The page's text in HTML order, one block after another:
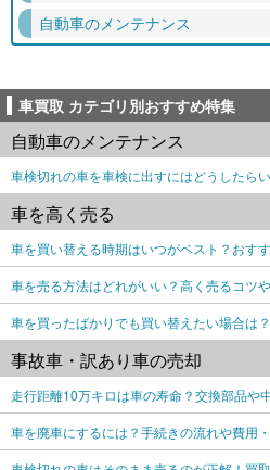
自動車のメンテナンス
車買取 カテゴリ別おすすめ特集
自動車のメンテナンス
車検切れの車を車検に出すにはどうしたら
車を高く売る
車を買い替える時期はいつがベスト？おす
車を売る方法はどれがいい？高く売るコツ
車を買ったばかりでも買い替えたい場合は
事故車・訳あり車の売却
走行距離10万キロは車の寿命？交換部品や
車を廃車にするには？手続きの流れや費用